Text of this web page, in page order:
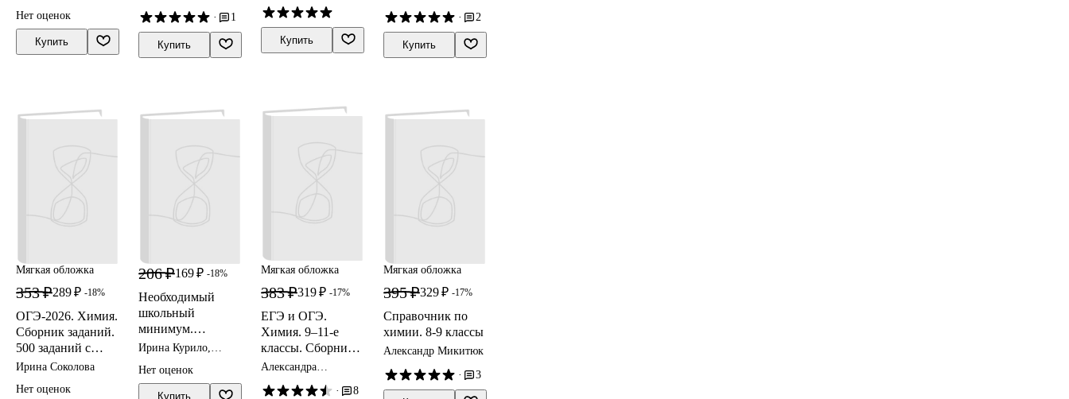
методическое
пособие
Доронькин,
Валентина
Февралева
Нет оценок
Купить
Купцова
· 1
Купить
варианта.
Подробный разбор
выполнения
выполнению
оценивания.
Ответы и решения
Купить
Доронькин,
Валентина
Февралева
· 2
Купить
Мягкая обложка
353 ₽289 ₽ -18%
ОГЭ-2026. Химия.
Сборник заданий.
500 заданий с
ответами
Ирина Соколова
Нет оценок
206 ₽169 ₽ -18%
Необходимый
школьный
минимум.
Органическая
Ирина Курило,
Михаил Шевчук
Нет оценок
Купить
Мягкая обложка
383 ₽319 ₽ -17%
ЕГЭ и ОГЭ.
Химия. 9–11-е
классы. Сборник
расчётных задач
Александра
Доронькин,
· 8
Мягкая обложка
395 ₽329 ₽ -17%
Справочник по
химии. 8-9 классы
Александр Микитюк
·
3